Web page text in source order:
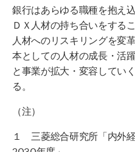
銀行はあらゆる職種を抱え
ＤＸ人材の持ち合いをする
人材へのリスキリングを変
本としての人材の成長・活
と事業が拡大・変容してい
る。
（注）
１ 三菱総合研究所「内外